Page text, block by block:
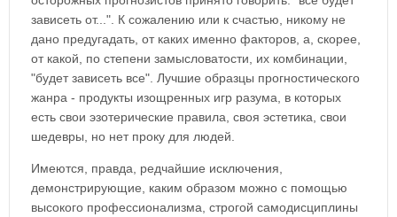
зависеть от...". К сожалению или к счастью, никому не
дано предугадать, от каких именно факторов, а, скорее,
от какой, по степени замысловатости, их комбинации,
"будет зависеть все". Лучшие образцы прогностического
жанра - продукты изощренных игр разума, в которых
есть свои эзотерические правила, своя эстетика, свои
шедевры, но нет проку для людей.
Имеются, правда, редчайшие исключения,
демонстрирующие, каким образом можно с помощью
высокого профессионализма, строгой самодисциплины